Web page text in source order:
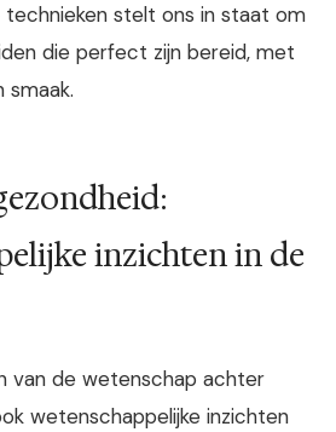
stelt ons in staat om
die perfect zijn bereid, met
inzichten in de
van de wetenschap achter
wetenschappelijke inzichten